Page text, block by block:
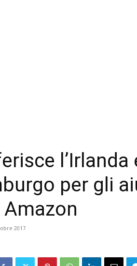
l’Irlanda
per gli
2017